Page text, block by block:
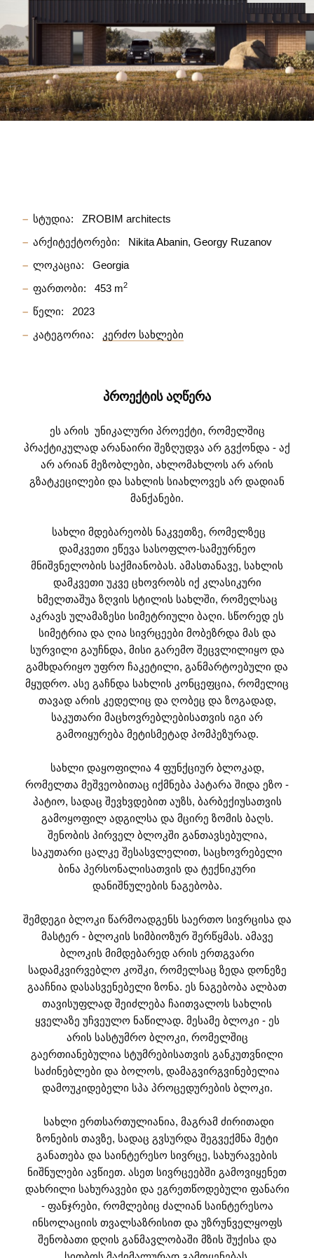
სტუდია:
ZROBIM architects
არქიტექტორები:
Nikita Abanin Georgy Ruzanov
ლოკაცია:
Georgia
ფართობი:
453 m2
წელი:
2023
კატეგორია:
კერძო სახლები
ᲞᲠᲝᲔᲥᲢᲘᲡ ᲐᲦᲬᲔᲠᲐ
ეს არის უნიკალური პროექტი, რომელშიც
პრაქტიკულად არანაირი შეზღუდვა არ გვქონდა - აქ
არ არიან მეზობლები, ახლომახლოს არ არის
გზატკეცილები და სახლის სიახლოვეს არ დადიან
მანქანები.
სახლი მდებარეობს ნაკვეთზე, რომელზეც
დამკვეთი ეწევა სასოფლო-სამეურნეო
მნიშვნელობის საქმიანობას. ამასთანავე, სახლის
დამკვეთი უკვე ცხოვრობს იქ კლასიკური
ხმელთაშუა ზღვის სტილის სახლში, რომელსაც
აკრავს ულამაზესი სიმეტრიული ბაღი. სწორედ ეს
სიმეტრია და ღია სივრცეები მობეზრდა მას და
სურვილი გაუჩნდა, მისი გარემო შეცვლილიყო და
გამხდარიყო უფრო ჩაკეტილი, განმარტოებული და
მყუდრო. ასე გაჩნდა სახლის კონცეფცია, რომელიც
თავად არის კედელიც და ღობეც და ზოგადად,
საკუთარი მაცხოვრებლებისათვის იგი არ
გამოიყურება მეტისმეტად პომპეზურად.
სახლი დაყოფილია 4 ფუნქციურ ბლოკად,
რომელთა მეშვეობითაც იქმნება პატარა შიდა ეზო -
პატიო, სადაც შევხვდებით აუზს, ბარბექიუსათვის
გამოყოფილ ადგილსა და მცირე ზომის ბაღს.
შენობის პირველ ბლოკში განთავსებულია,
საკუთარი ცალკე შესასვლელით, საცხოვრებელი
ბინა პერსონალისათვის და ტექნიკური
დანიშნულების ნაგებობა.
შემდეგი ბლოკი წარმოადგენს საერთო სივრცისა და
მასტერ - ბლოკის სიმბიოზურ შერწყმას. ამავე
ბლოკის მიმდებარედ არის ერთგვარი
სადამკვირვებლო კოშკი, რომელსაც ზედა დონეზე
გააჩნია დასასვენებელი ზონა. ეს ნაგებობა ალბათ
თავისუფლად შეიძლება ჩაითვალოს სახლის
ყველაზე უჩვეულო ნაწილად. მესამე ბლოკი - ეს
არის სასტუმრო ბლოკი, რომელშიც
გაერთიანებულია სტუმრებისათვის განკუთვნილი
საძინებლები და ბოლოს, დამაგვირგვინებელია
დამოუკიდებელი სპა პროცედურების ბლოკი.
სახლი ერთსართულიანია, მაგრამ ძირითადი
ზონების თავზე, სადაც გვსურდა შეგვექმნა მეტი
განათება და საინტერესო სივრცე, სახურავების
ნიშნულები ავწიეთ. ასეთ სივრცეებში გამოვიყენეთ
დახრილი სახურავები და ეგრეთწოდებული ფანარი
- ფანჯრები, რომლებიც ძალიან საინტერესოა
ინსოლაციის თვალსაზრისით და უზრუნველყოფს
შენობათი დღის განმავლობაში მზის შუქისა და